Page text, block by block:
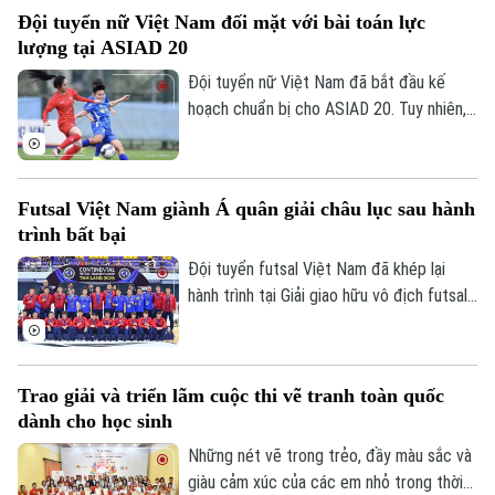
Golf
Tin tức
Sao
Điện ảnh
Thời trang
Âm nhạc
Đã phát sóng
tạo đà thuận lợi trước vòng bán kết.
Đội tuyển nữ Việt Nam đối mặt với bài toán lực
lượng tại ASIAD 20
Đội tuyển nữ Việt Nam đã bắt đầu kế
hoạch chuẩn bị cho ASIAD 20. Tuy nhiên,
đầy thách thức trên hành trình hướng tới
Futsal Việt Nam giành Á quân giải châu lục sau hành
trình bất bại
Đội tuyển futsal Việt Nam đã khép lại
hành trình tại Giải giao hữu vô địch futsal
Giustozzi vẫn để lại nhiều dấu ấn khi duy
trình diễn ấn tượng trước các đối thủ
hàng đầu.
Trao giải và triển lãm cuộc thi vẽ tranh toàn quốc
dành cho học sinh
Những nét vẽ trong trẻo, đầy màu sắc và
giàu cảm xúc của các em nhỏ trong thời